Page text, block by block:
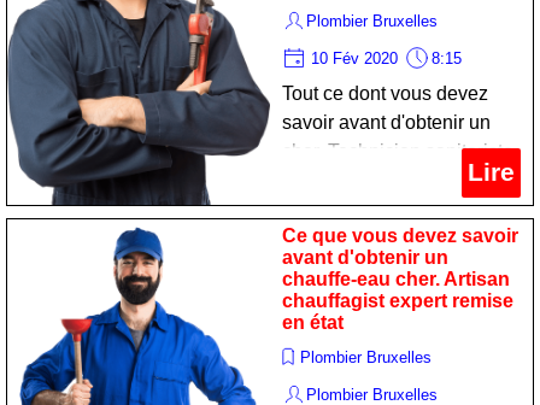
Plombier Bruxelles
10 Fév 2020 8:15
Tout ce dont vous devez
savoir avant d'obtenir un
cher. Technicien sanitariste
spécialiste remise en état
Lire
Ce que vous devez savoir
avant d'obtenir un
chauffe-eau cher. Artisan
chauffagist expert remise
en état
Plombier Bruxelles
Plombier Bruxelles